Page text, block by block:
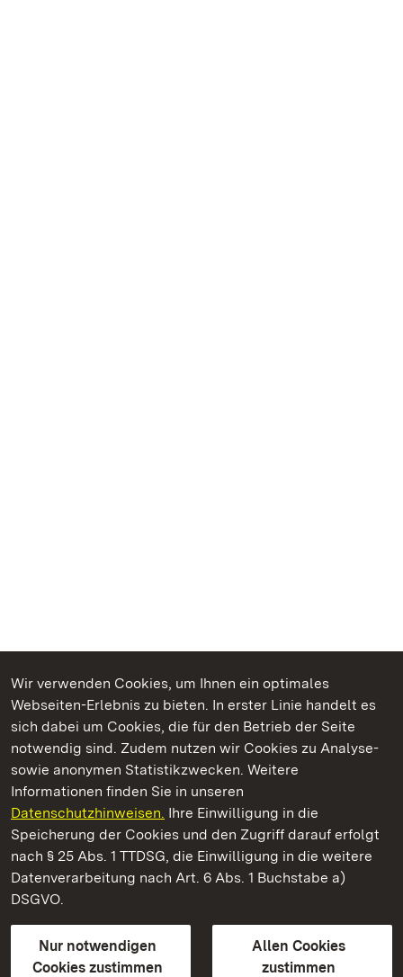
Wir verwenden Cookies, um Ihnen ein optimales
Webseiten-Erlebnis zu bieten. In erster Linie handelt es
sich dabei um Cookies, die für den Betrieb der Seite
notwendig sind. Zudem nutzen wir Cookies zu Analyse-
sowie anonymen Statistikzwecken. Weitere
Informationen finden Sie in unseren
Datenschutzhinweisen. Ihre Einwilligung in die
Speicherung der Cookies und den Zugriff darauf erfolgt
nach § 25 Abs. 1 TTDSG, die Einwilligung in die weitere
Datenverarbeitung nach Art. 6 Abs. 1 Buchstabe a)
DSGVO.
Nur notwendigen
Cookies zustimmen
Allen Cookies
zustimmen
Kommen. Staunen. Genießen.
Staatliche Schlösser und Gärten Baden‑Württemberg
Staatliche Schlösser und Gärten Baden-Württemberg
Kontakt
GebärdenspracheLeichte Sprache
Erklärung zur Barrierefreiheit
BITV-konform (geprüfte Seiten)